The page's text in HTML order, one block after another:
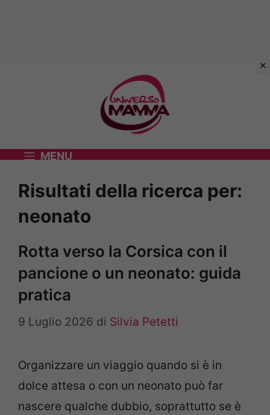
MENU
Risultati della ricerca per:
neonato
Rotta verso la Corsica con il
pancione o un neonato: guida
pratica
9 Luglio 2026 di Silvia Petetti
Organizzare un viaggio quando si è in
dolce attesa o con un neonato può far
nascere qualche dubbio, soprattutto se è